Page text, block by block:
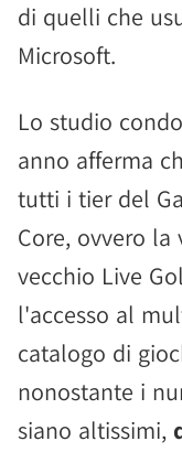
di quelli che
Microsoft.
Lo studio
anno afferma
tutti i tier del
Core, ovvero la
vecchio Live
l'accesso al
catalogo di
nonostante i
siano altissimi,